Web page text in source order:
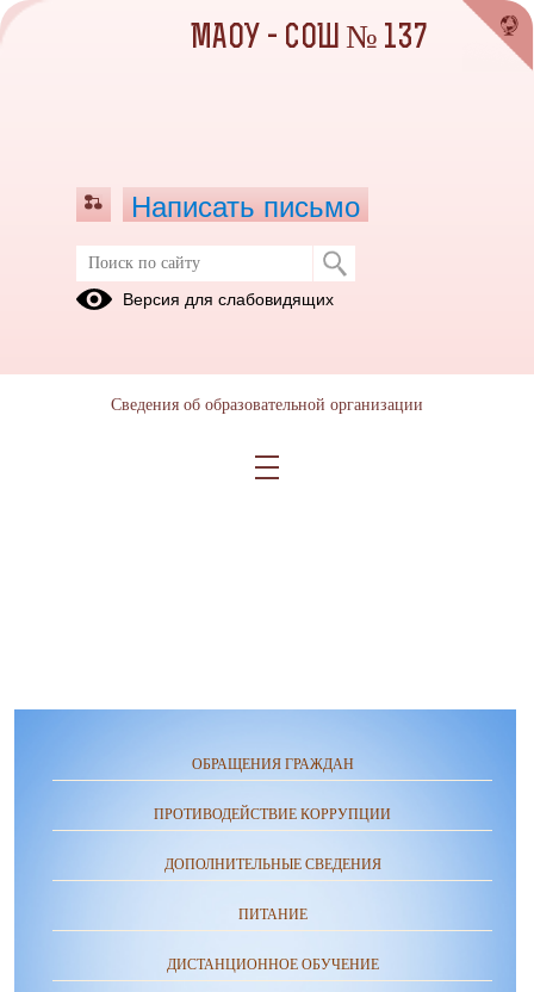
Апрель 2023
Работа над проектами
ОБРАЩЕНИЯ ГРАЖДАН
ПРОТИВОДЕЙСТВИЕ КОРРУПЦИИ
ДОПОЛНИТЕЛЬНЫЕ СВЕДЕНИЯ
ПИТАНИЕ
ДИСТАНЦИОННОЕ ОБУЧЕНИЕ
МАОУ - СОШ № 137
Написать письмо
Версия для слабовидящих
Сведения об образовательной организации